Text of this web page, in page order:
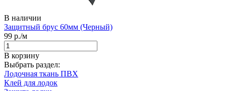
В наличии
Защитный брус 60мм (Черный)
99 р./м
В корзину
Выбрать раздел:
Лодочная ткань ПВХ
Клей для лодок